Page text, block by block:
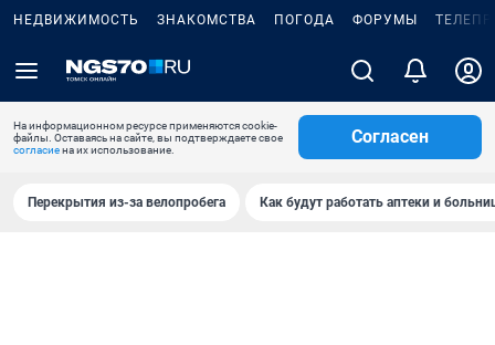
НЕДВИЖИМОСТЬ ЗНАКОМСТВА ПОГОДА ФОРУМЫ
На информационном ресурсе применяются cookie-
файлы. Оставаясь на сайте, вы подтверждаете свое
согласиена их использование.
Согласен
Перекрытия из-за велопробега Как будут работать аптеки и